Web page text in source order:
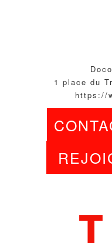
1 place du
https://